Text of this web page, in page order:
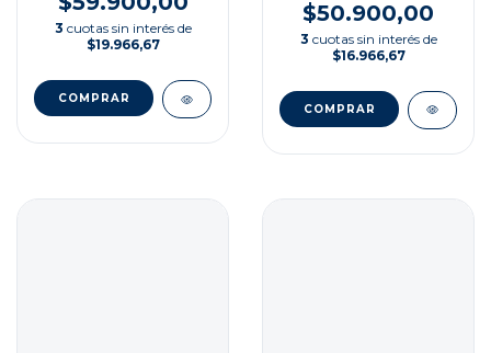
3 cuotas sin interés de
$19.966,67
$50.900,00
3 cuotas sin interés de
$16.966,67